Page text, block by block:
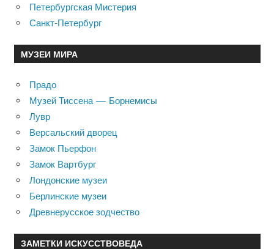
Петербургская Мистерия
Санкт-Петербург
МУЗЕИ МИРА
Прадо
Музей Тиссена — Борнемисы
Лувр
Версальский дворец
Замок Пьерфон
Замок Вартбург
Лондонские музеи
Берлинские музеи
Древнерусское зодчество
ЗАМЕТКИ ИСКУССТВОВЕДА